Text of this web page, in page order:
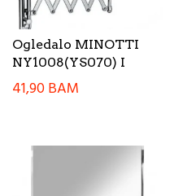
Ogledalo MINOTTI
NY1008(YS070) I
41,90BAM